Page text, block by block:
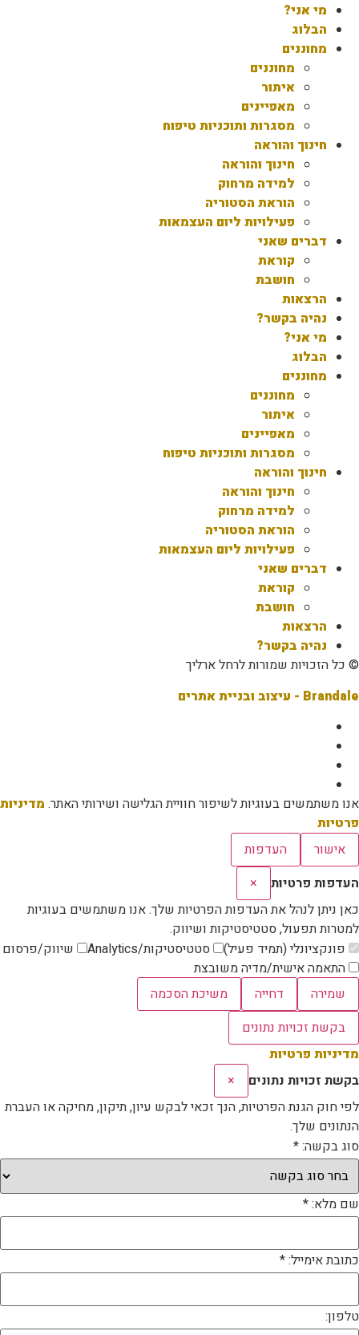
מי אני?
הבלוג
מחוננים
מחוננים
איתור
מאפיינים
מסגרות ותוכניות טיפוח
חינוך והוראה
חינוך והוראה
למידה מרחוק
הוראת הסטוריה
פעילויות ליום העצמאות
דברים שאני
קוראת
חושבת
הרצאות
נהיה בקשר?
מי אני?
הבלוג
מחוננים
מחוננים
איתור
מאפיינים
מסגרות ותוכניות טיפוח
חינוך והוראה
חינוך והוראה
למידה מרחוק
הוראת הסטוריה
פעילויות ליום העצמאות
דברים שאני
קוראת
חושבת
הרצאות
נהיה בקשר?
© כל הזכויות שמורות לרחל ארליך
Brandale - עיצוב ובניית אתרים
אנו משתמשים בעוגיות לשיפור חוויית הגלישה ושירותי האתר. מדיניות
פרטיות
אישור
העדפות
העדפות פרטיות
×
כאן ניתן לנהל את העדפות הפרטיות שלך. אנו משתמשים בעוגיות
למטרות תפעול, סטטיסטיקות ושיווק.
פונקציונלי (תמיד פעיל)
סטטיסטיקות/Analytics
שיווק/פרסום
התאמה אישית/מדיה משובצת
שמירה
דחייה
משיכת הסכמה
בקשת זכויות נתונים
מדיניות פרטיות
בקשת זכויות נתונים
×
לפי חוק הגנת הפרטיות, הנך זכאי לבקש עיון, תיקון, מחיקה או העברת
הנתונים שלך.
סוג בקשה: *
שם מלא: *
כתובת אימייל: *
טלפון: